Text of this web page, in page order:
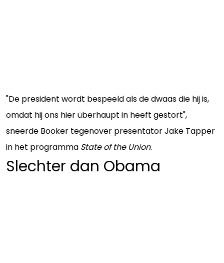
"De president wordt bespeeld als de dwaas die hij is,
omdat hij ons hier überhaupt in heeft gestort",
sneerde Booker tegenover presentator Jake Tapper
in het programma State of the Union.
Slechter dan Obama